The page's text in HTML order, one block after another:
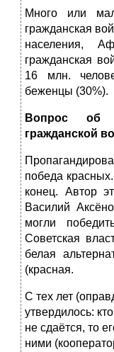
Много или
гражданская
населения,
гражданская
16 млн.
беженцы (30%).
Вопрос об
гражданской
победа
конец. Автор
Василий
могли
Советская
белая
(красная.
С тех лет
утвердилось:
не сдаётся, то
ними